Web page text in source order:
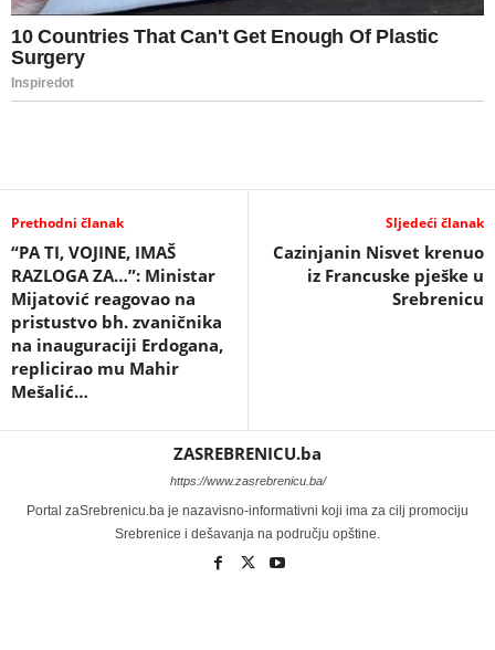
Prethodni članak
“PA TI, VOJINE, IMAŠ
RAZLOGA ZA…”: Ministar
Mijatović reagovao na
pristustvo bh. zvaničnika
na inauguraciji Erdogana,
replicirao mu Mahir
Mešalić…
Sljedeći članak
Cazinjanin Nisvet krenuo
iz Francuske pješke u
Srebrenicu
ZASREBRENICU.ba
https://www.zasrebrenicu.ba/
Portal zaSrebrenicu.ba je nazavisno-informativni koji ima za cilj promociju
Srebrenice i dešavanja na području opštine.